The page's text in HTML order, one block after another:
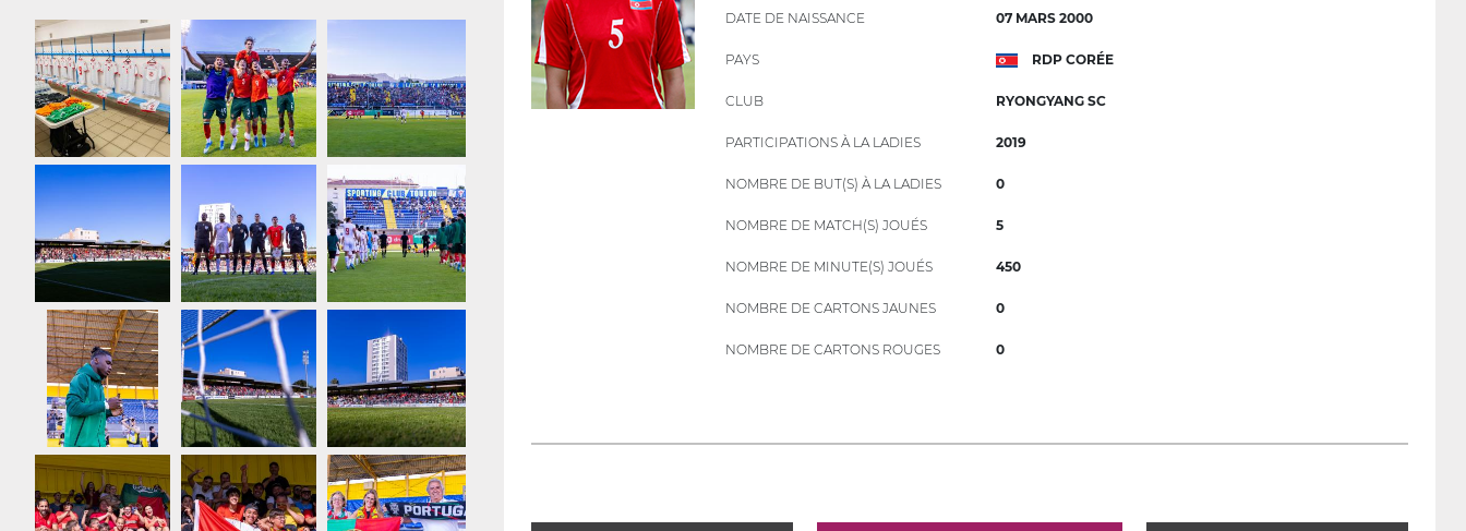
DATE DE NAISSANCE 07 MARS 2000
PAYS RDP CORÉE
CLUB RYONGYANG SC
PARTICIPATIONS À LA LADIES 2019
NOMBRE DE BUT(S) À LA LADIES 0
NOMBRE DE MATCH(S) JOUÉS 5
NOMBRE DE MINUTE(S) JOUÉS 450
NOMBRE DE CARTONS JAUNES 0
NOMBRE DE CARTONS ROUGES 0